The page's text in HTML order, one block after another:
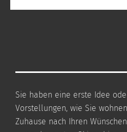
Sie haben eine erste Idee
Vorstellungen, wie Sie
Zuhause nach Ihren